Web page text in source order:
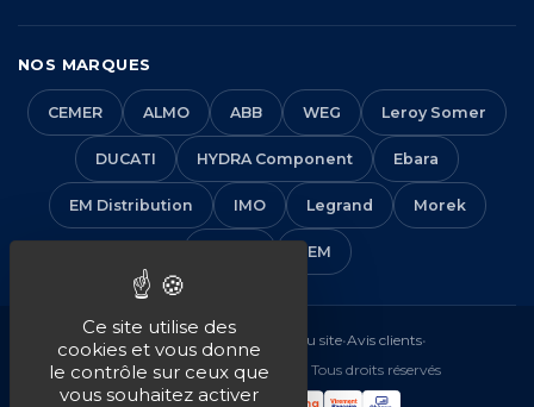
NOS MARQUES
CEMER ALMO ABB WEG Leroy Somer
DUCATI HYDRA Component Ebara
EM Distribution IMO Legrand Morek
VEM
Mentions légales Plan du site•Avis clients•
© 2016-2026 EM Distribution - Tous droits réservés
Ce site utilise des
cookies et vous donne
le contrôle sur ceux que
vous souhaitez activer